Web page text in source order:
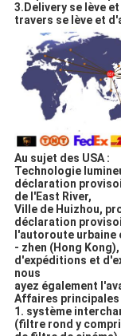
3.Delivery se lève
travers se lève et
Au sujet des USA :
Technologie
déclaration
de l'East River,
Ville de Huizhou,
déclaration
l'autoroute urbaine
- zhen (Hong
d'expéditions et
nous
ayez également
Affaires principales
1. système
(filtre rond y